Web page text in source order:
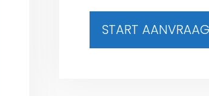
START AANVRAAG